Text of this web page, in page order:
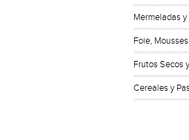
Mermeladas
Foie,
Frutos Secos
Cereales y